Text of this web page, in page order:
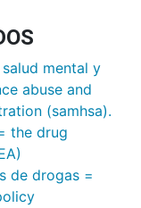
mental y
abuse and
(samhsa).
the drug
de drogas =